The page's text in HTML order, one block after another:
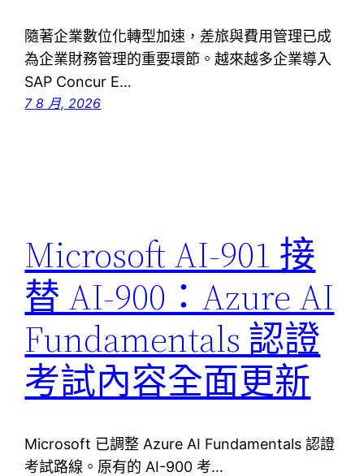
隨著企業數位化轉型加速，差旅與費用管理已成
為企業財務管理的重要環節。越來越多企業導入
SAP Concur E…
7 8 月, 2026
Microsoft AI-901 接
替 AI-900：Azure AI
Fundamentals 認證
考試內容全面更新
Microsoft 已調整 Azure AI Fundamentals 認證
考試路線。原有的 AI-900 考…